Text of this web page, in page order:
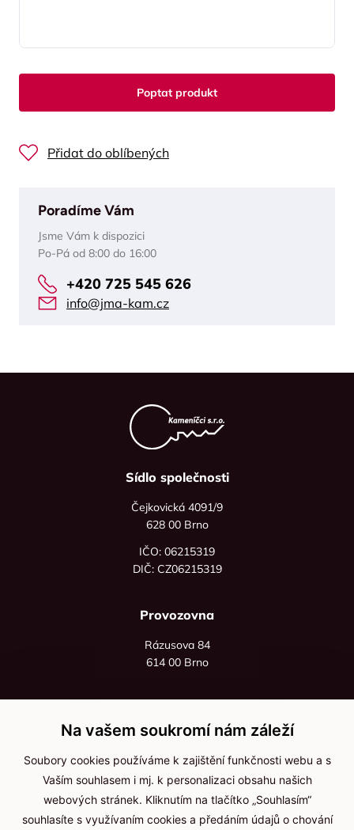
Poptat produkt
Přidat do oblíbených
Poradíme Vám
Jsme Vám k dispozici
Po-Pá od 8:00 do 16:00
+420 725 545 626
info@jma-kam.cz
Sídlo společnosti
Čejkovická 4091/9
628 00 Brno
IČO: 06215319
DIČ: CZ06215319
Provozovna
Rázusova 84
614 00 Brno
+420 736 535 066
Po - pá: 8:00 - 16:00
info@jma-kam.cz
Na vašem soukromí nám záleží
Soubory cookies používáme k zajištění funkčnosti webu a s
Vaším souhlasem i mj. k personalizaci obsahu našich
webových stránek. Kliknutím na tlačítko „Souhlasím“
souhlasíte s využívaním cookies a předáním údajů o chování